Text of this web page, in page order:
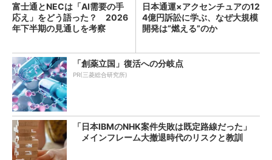
富士通とNECは「AI需要の手
応え」をどう語った？ 2026
年下半期の見通しを考察
日本通運×アクセンチュアの12
4億円訴訟に学ぶ、なぜ大規模
開発は“燃える”のか
「創薬立国」復活への分岐点
PR(三菱総合研究所)
「日本IBMのNHK案件失敗は既定路線だった」
メインフレーム大撤退時代のリスクと教訓